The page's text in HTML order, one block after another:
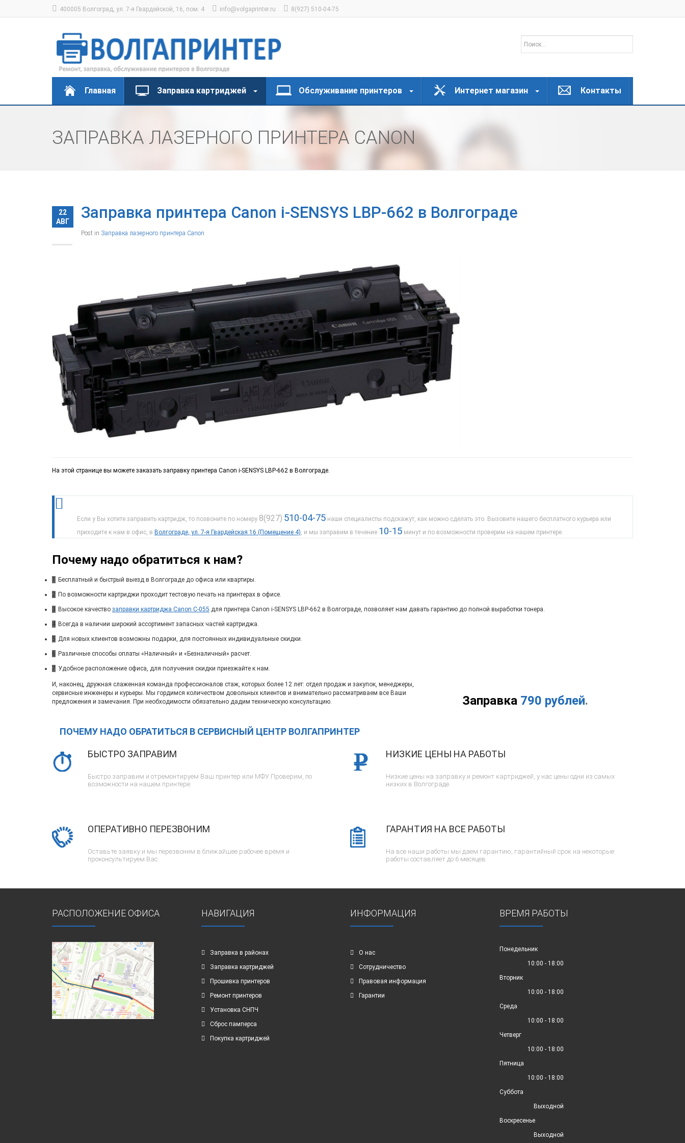
400005 Волгоград, ул. 7-я Гвардейской, 16, пом. 4 info@volgaprinter.ru 8(927) 510-04-75
Главная Заправка картриджей Обслуживание принтеров Интернет магазин Контакты
ЗАПРАВКА ЛАЗЕРНОГО ПРИНТЕРА CANON
22
АВГ
Заправка принтера Canon i-SENSYS LBP-662 в Волгограде
Post in Заправка лазерного принтера Canon
На этой странице вы можете заказать заправку принтера Canon i-SENSYS LBP-662 в Волгограде.
Если у Вы хотите заправить картридж, то позвоните по номеру 8(927) 510-04-75 наши специалисты подскажут, как можно сделать это. Вызовите нашего бесплатного курьера или
приходите к нам в офис, в Волгограде, ул. 7-я Гвардейская 16 (Помещение 4) , и мы заправим в течение 10-15 минут и по возможности проверим на нашем принтере.
Почему надо обратиться к нам?
1 Бесплатный и быстрый выезд в Волгограде до офиса или квартиры.
2 По возможности картриджи проходит тестовую печать на принтерах в офисе.
3 Высокое качество заправки картриджа Canon C-055 для принтера Canon i-SENSYS LBP-662 в Волгограде, позволяет нам давать гарантию до полной выработки тонера.
4 Всегда в наличии широкий ассортимент запасных частей картриджа.
5 Для новых клиентов возможны подарки, для постоянных индивидуальные скидки.
6 Различные способы оплаты «Наличный» и «Безналичный» расчет.
7 Удобное расположение офиса, для получения скидки приезжайте к нам.
Заправка 790 рублей.
И, наконец, дружная слаженная команда профессионалов стаж, которых более 12 лет: отдел продаж и закупок, менеджеры,
сервисные инженеры и курьеры. Мы гордимся количеством довольных клиентов и внимательно рассматриваем все Ваши
предложения и замечания. При необходимости обязательно дадим техническую консультацию.
ПОЧЕМУ НАДО ОБРАТИТЬСЯ В СЕРВИСНЫЙ ЦЕНТР ВОЛГАПРИНТЕР
БЫСТРО ЗАПРАВИМ
Быстро заправим и отремонтируем Ваш принтер или МФУ. Проверим, по
возможности на нашем принтере.
ОПЕРАТИВНО ПЕРЕЗВОНИМ
Оставьте заявку и мы перезвоним в ближайшее рабочее время и
проконсультируем Вас.
НИЗКИЕ ЦЕНЫ НА РАБОТЫ
Низкие цены на заправку и ремонт картриджей, у нас цены одни из самых
низких в Волгограде.
ГАРАНТИЯ НА ВСЕ РАБОТЫ
На все наши работы мы даем гарантию, гарантийный срок на некоторые
работы составляет до 6 месяцев.
РАСПОЛОЖЕНИЕ ОФИСА НАВИГАЦИЯ
Заправка в районах
Заправка картриджей
Прошивка принтеров
Ремонт принтеров
Установка СНПЧ
Сброс памперса
Покупка картриджей
ИНФОРМАЦИЯ
О нас
Сотрудничество
Правовая информация
Гарантии
ВРЕМЯ РАБОТЫ
Понедельник
10:00 - 18:00
Вторник
10:00 - 18:00
Среда
10:00 - 18:00
Четверг
10:00 - 18:00
Пятница
10:00 - 18:00
Суббота
Выходной
Воскресенье
Выходной